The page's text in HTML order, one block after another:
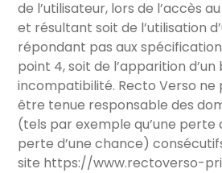
de l’utilisateur, lors de l’accès
et résultant soit de l’utilisation
répondant pas aux
point 4, soit de l’apparition d’un
incompatibilité. Recto Verso
être tenue responsable des
(tels par exemple qu’une perte
perte d’une chance)
site https://www.rectoverso-